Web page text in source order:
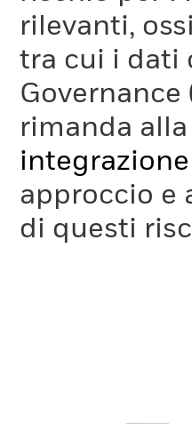
rilevanti,
tra cui i dati
rimanda
integrazione
approccio e
di questi